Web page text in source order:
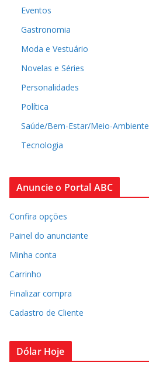
Eventos
Gastronomia
Moda e Vestuário
Novelas e Séries
Personalidades
Política
Saúde/Bem-Estar/Meio-Ambiente
Tecnologia
Anuncie o Portal ABC
Confira opções
Painel do anunciante
Minha conta
Carrinho
Finalizar compra
Cadastro de Cliente
Dólar Hoje